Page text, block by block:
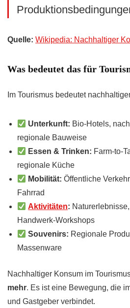
Quelle: Wikipedia: Nachhaltiger
Was bedeutet das für
Im Tourismus bedeutet
Unterkunft: Bio-Hotels,
regionale Bauweise
Essen & Trinken: Farm-to-
regionale Küche
Mobilität: Öffentliche
Fahrrad
Aktivitäten:
Handwerk-Workshops
Souvenirs: Regionale
Massenware
Nachhaltiger Konsum im
mehr. Es ist eine Bewegung, die
und Gastgeber verbindet.